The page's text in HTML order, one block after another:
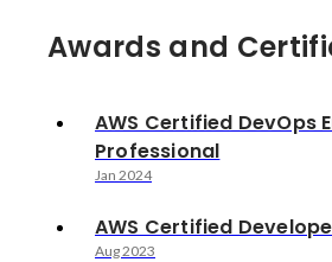
Awards and
AWS Certified DevOps
Professional
Jan 2024
AWS Certified
Aug 2023